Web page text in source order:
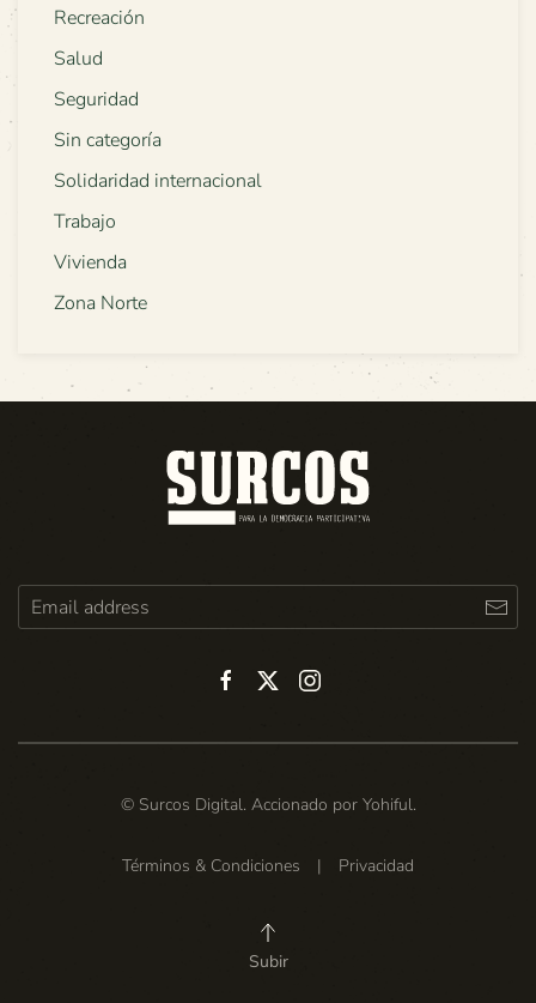
Recreación
Salud
Seguridad
Sin categoría
Solidaridad internacional
Trabajo
Vivienda
Zona Norte
© Surcos Digital. Accionado por Yohiful.
Términos & Condiciones | Privacidad
Subir